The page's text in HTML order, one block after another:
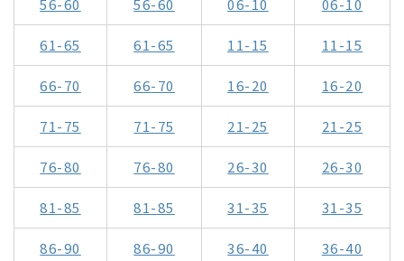
61-65 61-65 11-15 11-15
66-70 66-70 16-20 16-20
71-75 71-75 21-25 21-25
76-80 76-80 26-30 26-30
81-85 81-85 31-35 31-35
86-90 86-90 36-40 36-40